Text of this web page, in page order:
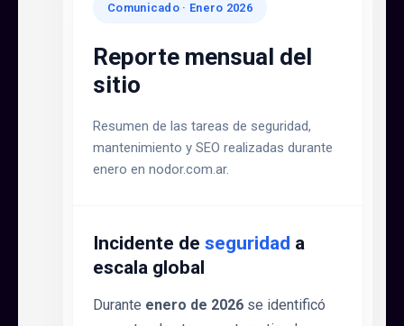
Comunicado · Enero 2026
Reporte mensual del
sitio
Resumen de las tareas de seguridad,
mantenimiento y SEO realizadas durante
enero en nodor.com.ar.
Incidente de seguridad a
escala global
Durante enero de 2026 se identificó